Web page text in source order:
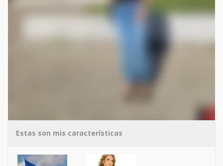
Estas son mis características